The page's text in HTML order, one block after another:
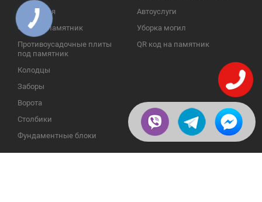
Надгробия
Фото на памятник
Противоусадочные плиты
под памятник
Колодцы
Заборы
Ворота
Столбики
Фундаментные блоки
Автоуслуги
Уборка могил
QR код на памятник